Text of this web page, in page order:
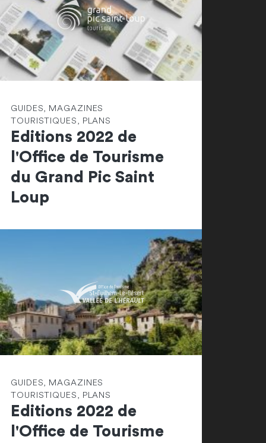
GUIDES, MAGAZINES
TOURISTIQUES, PLANS
Editions 2022 de
l'Office de Tourisme
du Grand Pic Saint
Loup
GUIDES, MAGAZINES
TOURISTIQUES, PLANS
Editions 2022 de
l'Office de Tourisme